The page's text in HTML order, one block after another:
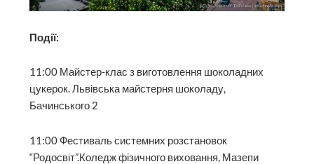
Події:
11:00 Майстер-клас з виготовлення шоколадних
цукерок. Львівська майстерня шоколаду,
Бачинського 2
11:00 Фестиваль системних розстановок
“Родосвіт”.Коледж фізичного виховання, Мазепи